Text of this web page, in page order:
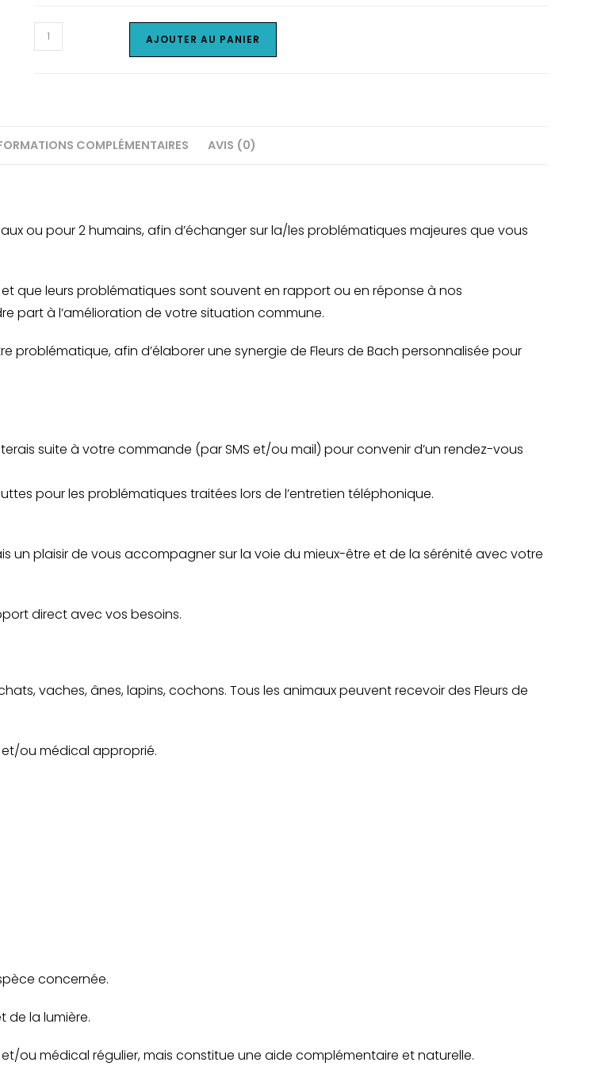
quantité
de
Bach
AJOUTER AU PANIER
COMPLÉMENTAIRES AVIS (0)
ou pour 2 humains, afin d’échanger sur la/les problématiques majeures que vous
que leurs problématiques sont souvent en rapport ou en réponse à nos
part à l’amélioration de votre situation commune.
afin d’élaborer une synergie de Fleurs de Bach personnalisée pour
suite à votre commande (par SMS et/ou mail) pour convenir d’un rendez-vous
pour les problématiques traitées lors de l’entretien téléphonique.
un plaisir de vous accompagner sur la voie du mieux-être et de la sérénité avec votre
direct avec vos besoins.
vaches, ânes, lapins, cochons. Tous les animaux peuvent recevoir des Fleurs de
ou médical approprié.
concernée.
de la lumière.
ou médical régulier, mais constitue une aide complémentaire et naturelle.